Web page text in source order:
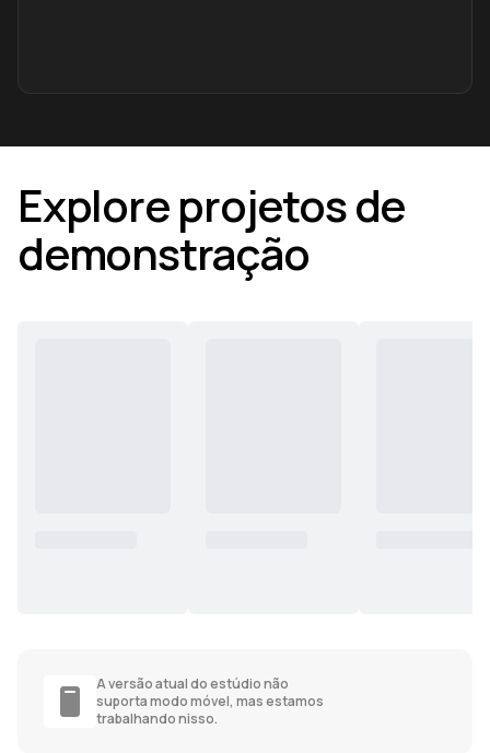
Explore projetos de
demonstração
A versão atual do estúdio não
suporta modo móvel, mas estamos
trabalhando nisso.